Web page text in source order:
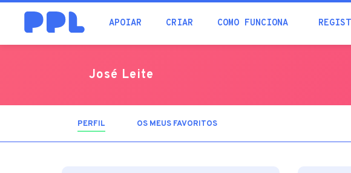
APOIAR CRIAR COMO FUNCIONA
procura
José Leite
PERFIL (SEPARADOROS MEUS FAVORITOS